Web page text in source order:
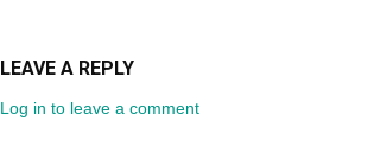
LEAVE A REPLY
Log in to leave a comment